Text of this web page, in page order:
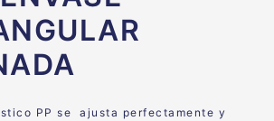
PP se ajusta perfectamente y